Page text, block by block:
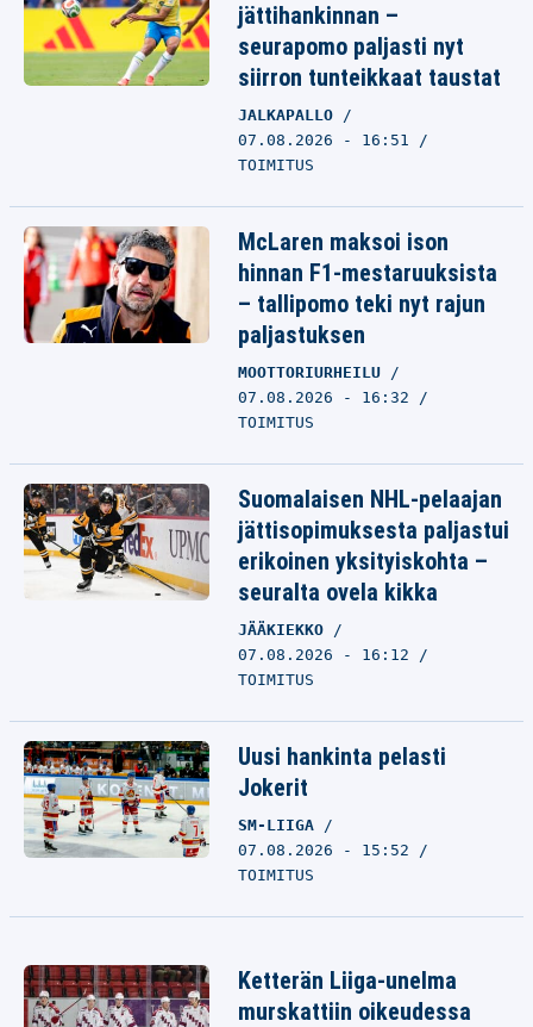
jättihankinnan –
seurapomo paljasti nyt
siirron tunteikkaat taustat
JALKAPALLO
07.08.2026 - 16:51
TOIMITUS
McLaren maksoi ison
hinnan F1-mestaruuksista
– tallipomo teki nyt rajun
paljastuksen
MOOTTORIURHEILU
07.08.2026 - 16:32
TOIMITUS
Suomalaisen NHL-pelaajan
jättisopimuksesta paljastui
erikoinen yksityiskohta –
seuralta ovela kikka
JÄÄKIEKKO
07.08.2026 - 16:12
TOIMITUS
Uusi hankinta pelasti
Jokerit
SM-LIIGA
07.08.2026 - 15:52
TOIMITUS
Ketterän Liiga-unelma
murskattiin oikeudessa